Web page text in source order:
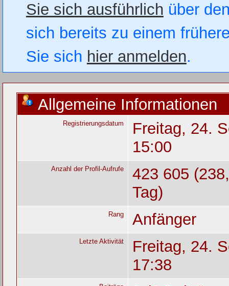
Sie sich ausführlich über
sich bereits zu einem
Sie sich hier anmelden.
Allgemeine Informationen
Registrierungsdatum
Freitag, 24.
15:00
Anzahl der Profil-Aufrufe
423 605
Tag)
Rang Anfänger
Letzte Aktivität
Freitag, 24.
17:38